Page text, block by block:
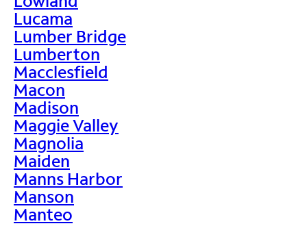
Lucama
Lumber Bridge
Lumberton
Macclesfield
Macon
Madison
Maggie Valley
Magnolia
Maiden
Manns Harbor
Manson
Manteo